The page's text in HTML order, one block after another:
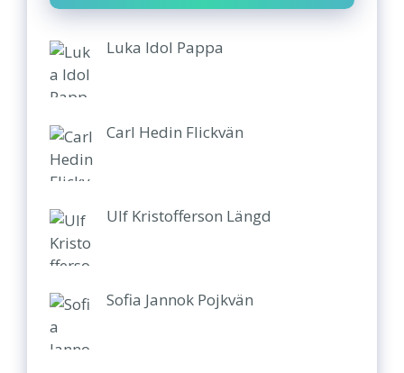
Luka Idol Pappa
Carl Hedin Flickvän
Ulf Kristofferson Längd
Sofia Jannok Pojkvän